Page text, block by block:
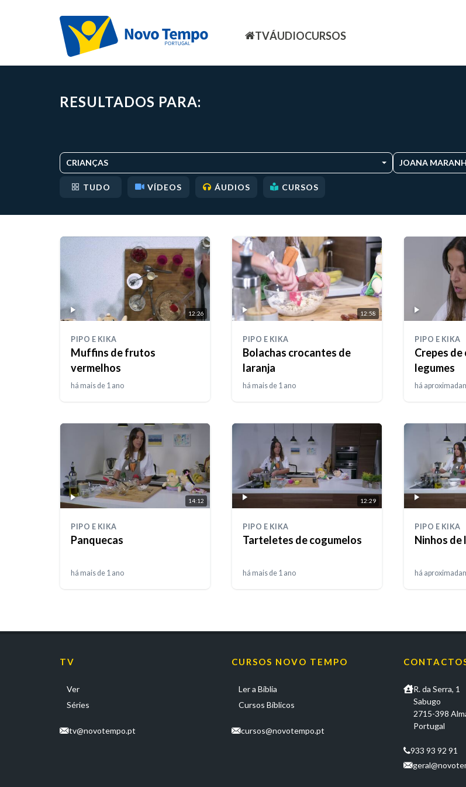
TVÁUDIOCURSOS
RESULTADOS PARA:
CRIANÇAS JOANA
TUDO VÍDEOS ÁUDIOS CURSOS
12:26
PIPO E KIKA
Muffins de frutos
vermelhos
há mais de 1 ano
12:58
PIPO E KIKA
Bolachas crocantes de
laranja
há mais de 1 ano
PIPO E KIKA
Crepes de
legumes
há
14:12
PIPO E KIKA
Panquecas
há mais de 1 ano
12:29
PIPO E KIKA
Tarteletes de cogumelos
há mais de 1 ano
PIPO E KIKA
Ninhos de
há
TV
Ver
Séries
tv@novotempo.pt
CURSOS NOVO TEMPO
Ler a Bíblia
Cursos Bíblicos
cursos@novotempo.pt
R. da Serra, 1
Sabugo
2715-398
Portugal
933 93 92 91